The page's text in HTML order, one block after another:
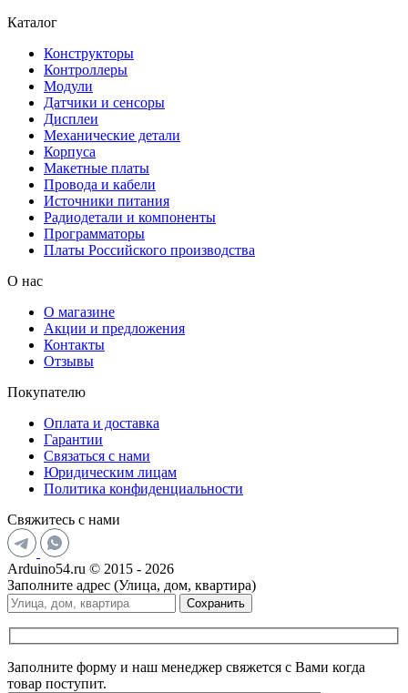
Каталог
Конструкторы
Контроллеры
Модули
Датчики и сенсоры
Дисплеи
Механические детали
Корпуса
Макетные платы
Провода и кабели
Источники питания
Радиодетали и компоненты
Программаторы
Платы Российского производства
О нас
О магазине
Акции и предложения
Контакты
Отзывы
Покупателю
Оплата и доставка
Гарантии
Связаться с нами
Юридическим лицам
Политика конфиденциальности
Свяжитесь с нами
Arduino54.ru © 2015 - 2026
Заполните адрес (Улица, дом, квартира)
Сохранить
Заполните форму и наш менеджер свяжется с Вами когда
товар поступит.